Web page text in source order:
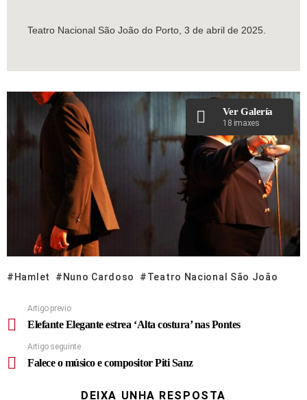
Teatro Nacional São João do Porto, 3 de abril de 2025.
Ver Galería
18 imaxes
Hamlet Nuno Cardoso Teatro Nacional São João
Artigo previo
Elefante Elegante estrea ‘Alta costura’ nas Pontes
Artigo seguinte
Falece o músico e compositor Piti Sanz
DEIXA UNHA RESPOSTA